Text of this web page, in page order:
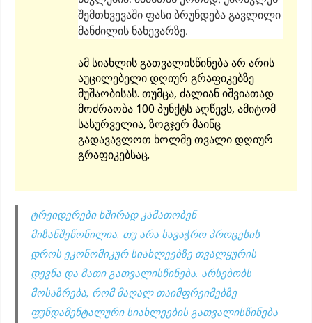
შემთხვევაში ფასი ბრუნდება გავლილი
მანძილის ნახევარზე.
ამ სიახლის გათვალისწინება არ არის
აუცილებელი დღიურ გრაფიკებზე
მუშაობისას. თუმცა, ძალიან იშვიათად
მოძრაობა 100 პუნქტს აღწევს, ამიტომ
სასურველია, ზოგჯერ მაინც
გადავავლოთ ხოლმე თვალი დღიურ
გრაფიკებსაც.
ტრეიდერები ხშირად კამათობენ
მიზანშეწონილია, თუ არა სავაჭრო პროცესის
დროს ეკონომიკურ სიახლეებზე თვალყურის
დევნა და მათი გათვალისწინება. არსებობს
მოსაზრება, რომ მაღალ თაიმფრეიმებზე
ფუნდამენტალური სიახლეების გათვალისწინება